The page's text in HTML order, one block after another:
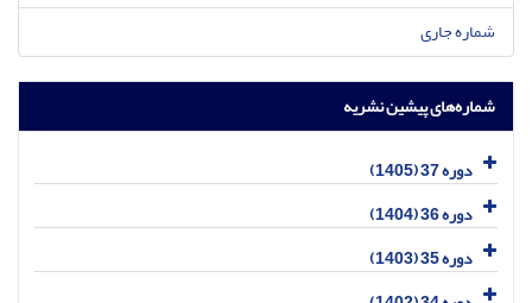
شماره جاری
شماره‌های پیشین نشریه
دوره 37 (1405)
دوره 36 (1404)
دوره 35 (1403)